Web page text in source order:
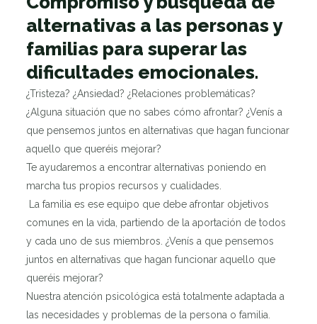
alternativas a las personas y
familias para superar las
dificultades emocionales.
¿Tristeza? ¿Ansiedad? ¿Relaciones problemáticas?
¿Alguna situación que no sabes cómo afrontar? ¿Venís a
que pensemos juntos en alternativas que hagan funcionar
aquello que queréis mejorar?
Te ayudaremos a encontrar alternativas poniendo en
marcha tus propios recursos y cualidades.
La familia es ese equipo que debe afrontar objetivos
comunes en la vida, partiendo de la aportación de todos
y cada uno de sus miembros. ¿Venís a que pensemos
juntos en alternativas que hagan funcionar aquello que
queréis mejorar?
Nuestra atención psicológica está totalmente adaptada a
las necesidades y problemas de la persona o familia.